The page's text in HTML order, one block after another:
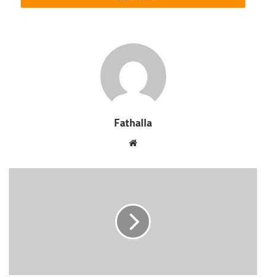
علي 27 عام.
وتم نقل المصابين إلى مستشفى أسوان الجامعي لتلقي
العلاج اللازم وجاري نقل المتوفين إلي مشرحة أسوان
العمومية تحت تصرف النيابة العامة لمباشرة التحقيقات
وجاري اتخاذ الإجراءات القانونية اللازم حيال الواقعة.
Fathalla